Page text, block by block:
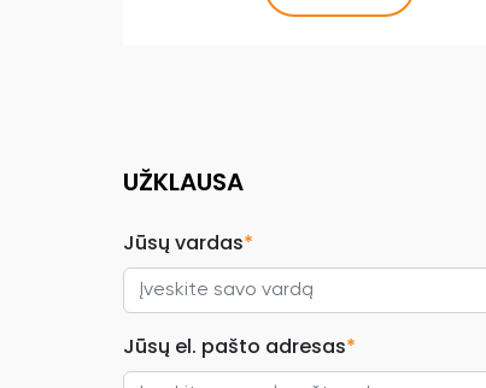
UŽKLAUSA
Jūsų vardas*
Jūsų el. pašto adresas*